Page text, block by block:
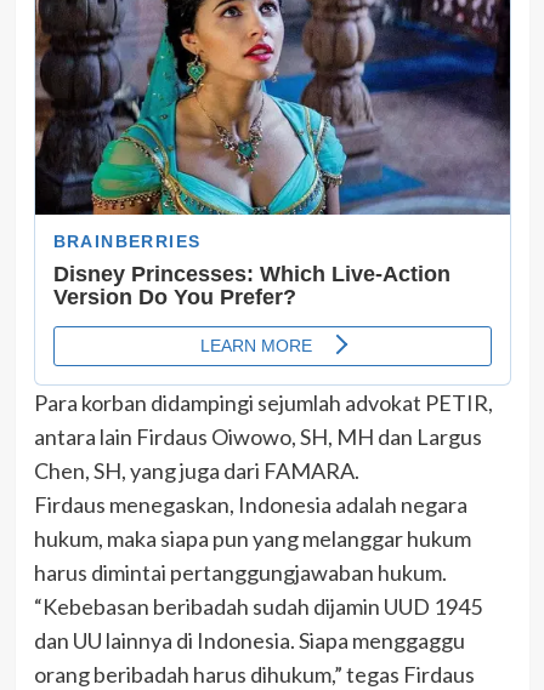
Para korban didampingi sejumlah advokat PETIR,
antara lain Firdaus Oiwowo, SH, MH dan Largus
Chen, SH, yang juga dari FAMARA.
Firdaus menegaskan, Indonesia adalah negara
hukum, maka siapa pun yang melanggar hukum
harus dimintai pertanggungjawaban hukum.
“Kebebasan beribadah sudah dijamin UUD 1945
dan UU lainnya di Indonesia. Siapa menggaggu
orang beribadah harus dihukum,” tegas Firdaus